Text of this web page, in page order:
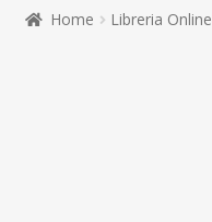
Home Libreria Online